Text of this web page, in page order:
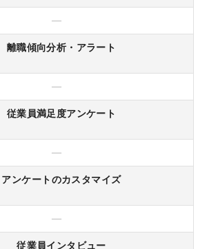
—
離職傾向分析・アラート
—
従業員満足度アンケート
—
アンケートのカスタマイズ
—
従業員インタビュー